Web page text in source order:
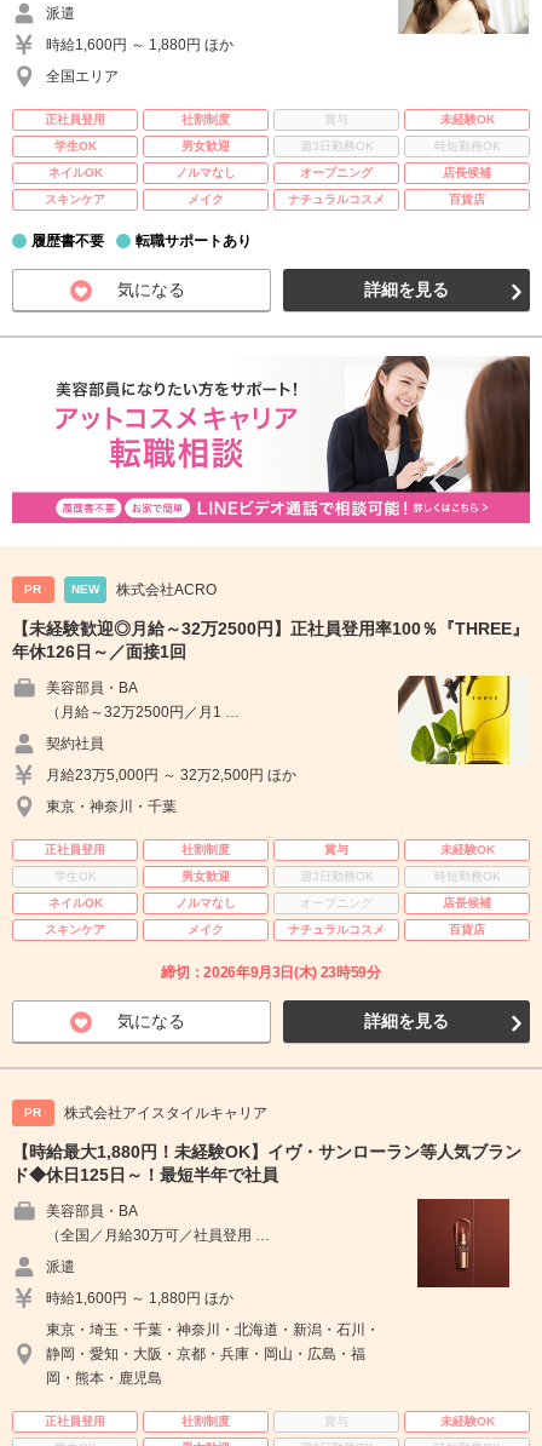
派遣
時給1,600円 ～ 1,880円 ほか
全国エリア
正社員登用 社割制度 賞与
未経験OK
学生OK
男女歓迎 週3日勤務OK
時短勤務OK
ネイルOK
ノルマなし オープニング
店長候補
スキンケア
メイク ナチュラルコスメ 百貨店
履歴書不要 転職サポートあり
気になる 詳細を見る
PR NEW 株式会社ACRO
【未経験歓迎◎月給～32万2500円】正社員登用率100％『THREE』
年休126日～／面接1回
美容部員・BA
（月給～32万2500円／月1 …
契約社員
月給23万5,000円 ～ 32万2,500円 ほか
東京・神奈川・千葉
正社員登用 社割制度 賞与
未経験OK
学生OK
男女歓迎 週3日勤務OK
時短勤務OK
ネイルOK
ノルマなし オープニング
店長候補
スキンケア
メイク ナチュラルコスメ 百貨店
締切：2026年9月3日(木) 23時59分
気になる 詳細を見る
PR 株式会社アイスタイルキャリア
【時給最大1,880円！未経験OK】イヴ・サンローラン等人気ブラン
ド◆休日125日～！最短半年で社員
美容部員・BA
（全国／月給30万可／社員登用 …
派遣
時給1,600円 ～ 1,880円 ほか
東京・埼玉・千葉・神奈川・北海道・新潟・石川・
静岡・愛知・大阪・京都・兵庫・岡山・広島・福
岡・熊本・鹿児島
正社員登用 社割制度 賞与
未経験OK